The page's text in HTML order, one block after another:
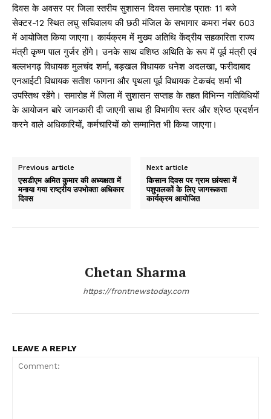
दिवस के अवसर पर जिला स्तरीय सुशासन दिवस समारोह प्रातः 11 बजे
सेक्टर-12 स्थित लघु सचिवालय की छठी मंजिल के सभागार कमरा नंबर 603
में आयोजित किया जाएगा। कार्यक्रम में मुख्य अतिथि केंद्रीय सहकारिता राज्य
मंत्री कृष्ण पाल गुर्जर होंगे। उनके साथ वशिष्ठ अथिति के रूप में पूर्व मंत्री एवं
बल्लभगढ़ विधायक मुलचंद शर्मा, बड़खल विधायक धनेश अदलखा, फरीदाबाद
एनआईटी विधायक सतीश फागना और पृथला पूर्व विधायक टेकचंद शर्मा भी
उपस्तिथ रहेंगे। समारोह में जिला में सुशासन सप्ताह के तहत विभिन्न गतिविधियों
के आयोजन बारे जानकारी दी जाएगी साथ ही विभागीय स्तर और श्रेष्ठ प्रदर्शन
करने वाले अधिकारियों, कर्मचारियों को सम्मानित भी किया जाएगा।
Previous article
एसडीएम अमित कुमार की अध्यक्षता में
मनाया गया राष्ट्रीय उपभोक्ता अधिकार
दिवस
Next article
किसान दिवस पर ग्राम छांयसा में
पशुपालकों के लिए जागरूकता
कार्यक्रम आयोजित
Chetan Sharma
https://frontnewstoday.com
LEAVE A REPLY